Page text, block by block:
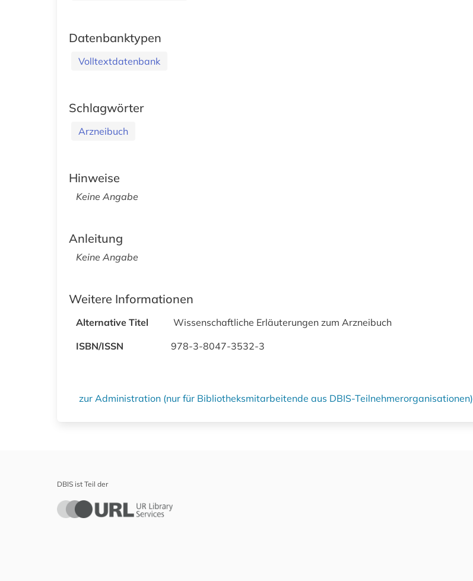
Datenbanktypen
Volltextdatenbank
Schlagwörter
Arzneibuch
Hinweise
Keine Angabe
Anleitung
Keine Angabe
Weitere Informationen
Alternative Titel
Wissenschaftliche Erläuterungen zum Arzneibuch
ISBN/ISSN
978-3-8047-3532-3
zur Administration (nur für Bibliotheksmitarbeitende aus DBIS-Teilnehmerorganisationen)
DBIS ist Teil der